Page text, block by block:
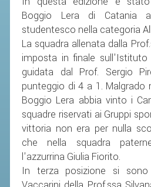
Boggio Lera di Catania
studentesco nella categoria
La squadra allenata dalla
imposta in finale sull'Istituto
guidata dal Prof. Sergio
punteggio di 4 a 1. Malgrado
Boggio Lera abbia vinto i
squadre riservati ai Gruppi
vittoria non era per nulla
che nella squadra
l'azzurrina Giulia Fiorito.
In terza posizione si
CTF –
ATLETI
SCHEDE
VOLA CON
CENTRI